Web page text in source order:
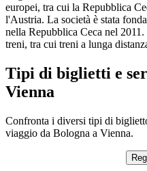
europei, tra cui la Repubblica
l'Austria. La società è stata
nella Repubblica Ceca nel
treni, tra cui treni a lunga
Tipi di biglietti e
Vienna
Confronta i diversi tipi di
viaggio da Bologna a Vienna.